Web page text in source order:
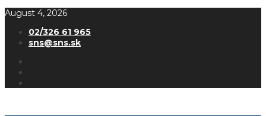
August 4, 2026
02/326 61 965
sns@sns.sk